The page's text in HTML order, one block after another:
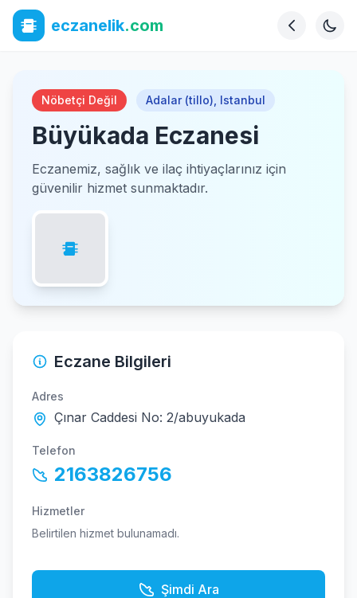
eczanelik.com
Nöbetçi Değil Adalar (tillo) Istanbul
Büyükada Eczanesi
Eczanemiz, sağlık ve ilaç ihtiyaçlarınız için
güvenilir hizmet sunmaktadır.
Eczane Bilgileri
Adres
Çınar Caddesi No: 2/abuyukada
Telefon
2163826756
Hizmetler
Belirtilen hizmet bulunamadı.
Şimdi Ara